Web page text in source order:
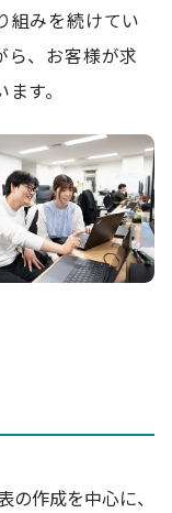
組みを続けてい
ら、お客様が求
す。
作成を中心に、